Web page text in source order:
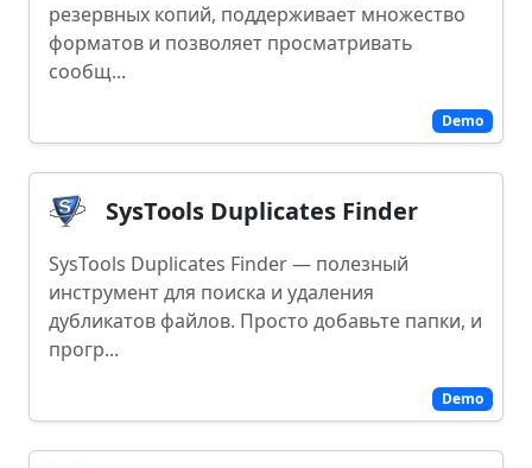
Demo
резервных копий, поддерживает множество
форматов и позволяет просматривать
сообщ...
Demo
SysTools Duplicates Finder
SysTools Duplicates Finder — полезный
инструмент для поиска и удаления
дубликатов файлов. Просто добавьте папки, и
прогр...